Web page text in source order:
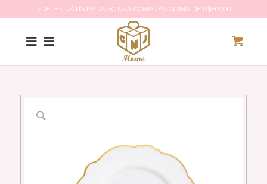
FRETE GRÁTIS PARA SC NAS COMPRAS ACIMA DE R$500,00